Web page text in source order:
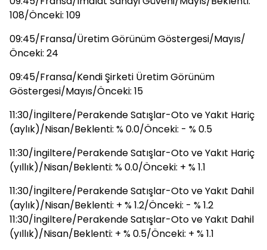
108/Önceki: 109
09:45/Fransa/Üretim Görünüm Göstergesi/Mayıs/
Önceki: 24
09:45/Fransa/Kendi Şirketi Üretim Görünüm
Göstergesi/Mayıs/Önceki: 15
11:30/İngiltere/Perakende Satışlar-Oto ve Yakıt Hariç
(aylık)/Nisan/Beklenti: % 0.0/Önceki: - % 0.5
11:30/İngiltere/Perakende Satışlar-Oto ve Yakıt Hariç
(yıllık)/Nisan/Beklenti: % 0.0/Önceki: + % 1.1
11:30/İngiltere/Perakende Satışlar-Oto ve Yakıt Dahil
(aylık)/Nisan/Beklenti: + % 1.2/Önceki: - % 1.2
11:30/İngiltere/Perakende Satışlar-Oto ve Yakıt Dahil
(yıllık)/Nisan/Beklenti: + % 0.5/Önceki: + % 1.1